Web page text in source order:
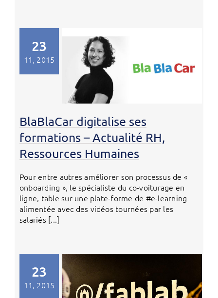
23
11, 2015
BlaBlaCar digitalise ses
formations – Actualité RH,
Ressources Humaines
Pour entre autres améliorer son processus de «
onboarding », le spécialiste du co-voiturage en
ligne, table sur une plate-forme de #e-learning
alimentée avec des vidéos tournées par les
salariés [...]
23
11, 2015